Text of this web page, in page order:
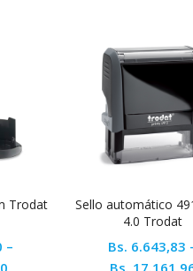
Trodat
–
Sello automático
4.0 Trodat
Bs. 6.643,83
Bs.